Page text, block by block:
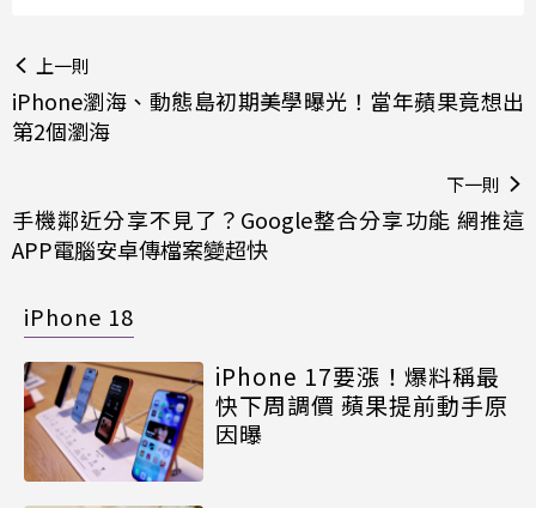
上一則
iPhone瀏海、動態島初期美學曝光！當年蘋果竟想出
第2個瀏海
下一則
手機鄰近分享不見了？Google整合分享功能 網推這
APP電腦安卓傳檔案變超快
iPhone 18
iPhone 17要漲！爆料稱最
快下周調價 蘋果提前動手原
因曝